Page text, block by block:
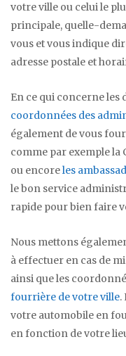
votre ville ou celui le
principale, quelle-
vous et vous indique
adresse postale et
En ce qui concerne les
coordonnées des
également de vous
comme par exemple la
ou encoreles
le bon service
rapide pour bien faire
Nous mettons
à effectuer en cas de
ainsi que les
fourrière de votre ville.
votre automobile en
en fonction de votre